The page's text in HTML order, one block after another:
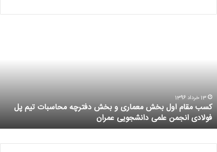
تیم پل
نخستین پارک علم و فناوری های نرم و هویت ساز
شود